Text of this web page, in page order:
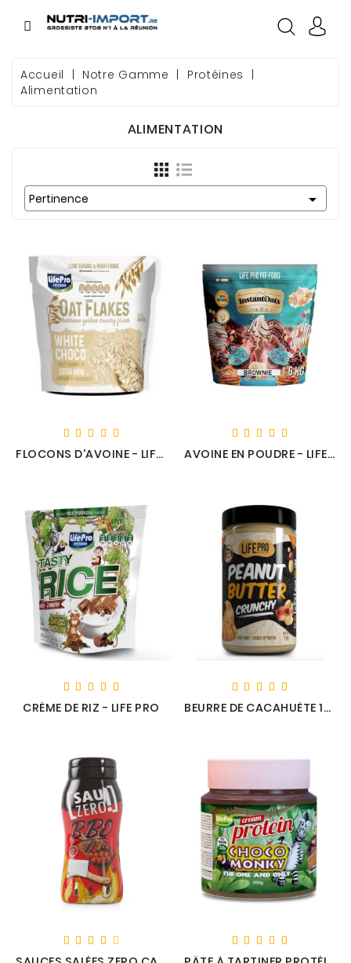
CATÉGORIE
SOURCING
GOODIES
COMMERCIALES
PREMIÈRE
COMMANDE
Accueil Notre Gamme
Protéines
Alimentation
ALIMENTATION
Pertinence 
FLOCONS D'AVOINE - LIFE PRO AVOINE EN POUDRE - LIFE PRO
CRÈME DE RIZ - LIFE PRO BEURRE DE CACAHUÈTE 1KG - LIFE PRO